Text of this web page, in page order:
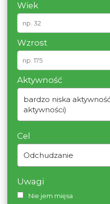
Wiek
Wzrost
Aktywność
bardzo niska
aktywności)
Cel
Odchudzanie
Uwagi
Nie jem mięsa